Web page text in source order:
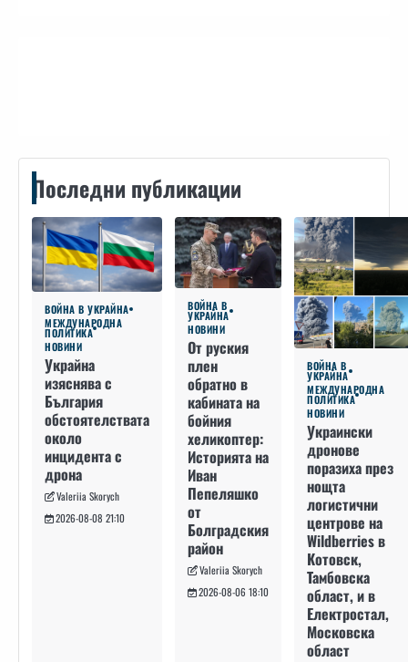
Последни публикации
ВОЙНА В УКРАЙНА
МЕЖДУНАРОДНА
ПОЛИТИКА
НОВИНИ
Украйна
изяснява с
България
обстоятелствата
около
инцидента с
дрона
Valeriia Skorych
2026-08-08 21:10
ВОЙНА В
УКРАЙНА
НОВИНИ
От руския
плен
обратно в
кабината на
бойния
хеликоптер:
Историята на
Иван
Пепеляшко
от
Болградския
район
Valeriia Skorych
2026-08-06 18:10
ВОЙНА В
УКРАЙНА
МЕЖДУНАРОДНА
ПОЛИТИКА
НОВИНИ
Украински
дронове
поразиха през
нощта
логистични
центрове на
Wildberries в
Котовск,
Тамбовска
област, и в
Електростал,
Московска
област